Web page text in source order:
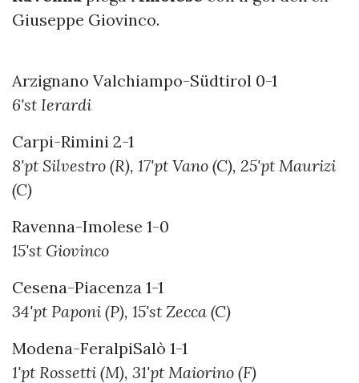
Giuseppe Giovinco.
Arzignano Valchiampo-Südtirol 0-1
6'st Ierardi
Carpi-Rimini 2-1
8'pt Silvestro (R), 17'pt Vano (C), 25'pt Maurizi
(C)
Ravenna-Imolese 1-0
15'st Giovinco
Cesena-Piacenza 1-1
34'pt Paponi (P), 15'st Zecca (C)
Modena-FeralpiSalò 1-1
1'pt Rossetti (M), 31'pt Maiorino (F)